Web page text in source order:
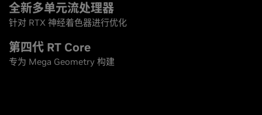
全新多单元流处理器
针对 RTX 神经着色器进行优化
第四代 RT Core
专为 Mega Geometry 构建